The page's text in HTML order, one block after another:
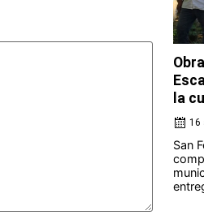
la
16
San